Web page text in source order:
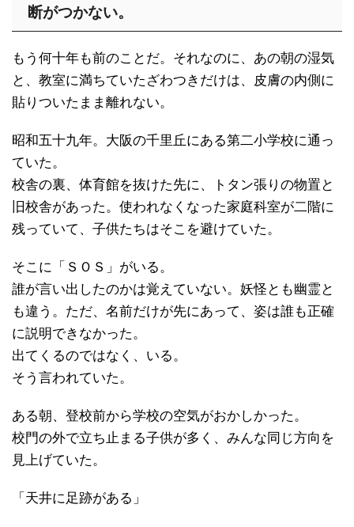
断がつかない。
もう何十年も前のことだ。それなのに、あの朝の湿気
と、教室に満ちていたざわつきだけは、皮膚の内側に
貼りついたまま離れない。
昭和五十九年。大阪の千里丘にある第二小学校に通っ
ていた。
校舎の裏、体育館を抜けた先に、トタン張りの物置と
旧校舎があった。使われなくなった家庭科室が二階に
残っていて、子供たちはそこを避けていた。
そこに「ＳＯＳ」がいる。
誰が言い出したのかは覚えていない。妖怪とも幽霊と
も違う。ただ、名前だけが先にあって、姿は誰も正確
に説明できなかった。
出てくるのではなく、いる。
そう言われていた。
ある朝、登校前から学校の空気がおかしかった。
校門の外で立ち止まる子供が多く、みんな同じ方向を
見上げていた。
「天井に足跡がある」